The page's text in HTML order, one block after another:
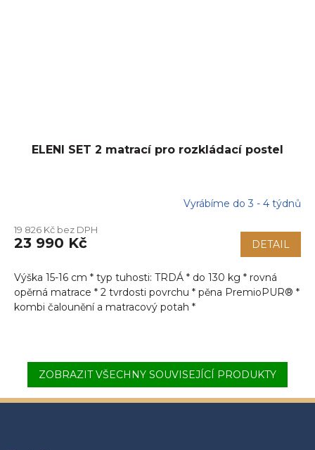
ELENI SET 2 matrací pro rozkládací postel
Vyrábíme do 3 - 4 týdnů
19 826 Kč bez DPH
23 990 Kč DETAIL
Výška 15-16 cm * typ tuhosti: TRDÁ * do 130 kg * rovná
opěrná matrace * 2 tvrdosti povrchu * pěna PremioPUR® *
kombi čalounění a matracový potah *
ZOBRAZIT VŠECHNY SOUVISEJÍCÍ PRODUKTY